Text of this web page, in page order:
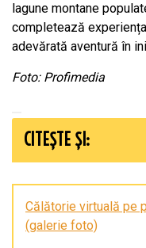
lagune montane
completează
adevărată aventură în
Foto: Profimedia
CITEȘTE ȘI:
Călătorie virtuală pe
(galerie foto)